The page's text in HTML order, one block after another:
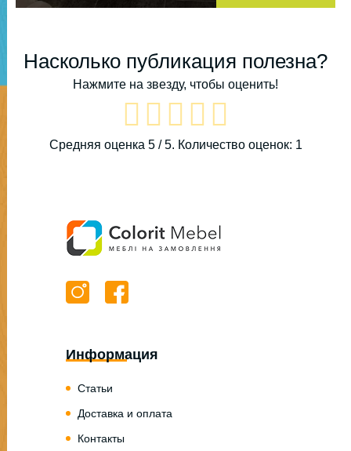
Насколько публикация полезна?
Нажмите на звезду, чтобы оценить!
Средняя оценка 5/ 5. Количество оценок: 1
Информация
Статьи
Доставка и оплата
Контакты